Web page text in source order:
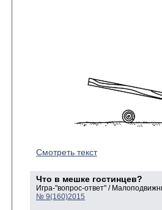
Смотреть текст
Что в мешке гостинцев?
Игра-"вопрос-ответ" /
№ 9(160)2015